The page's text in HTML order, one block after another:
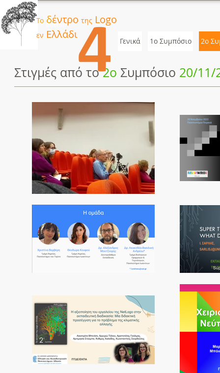
Το δέντρο της Logo
εν Ελλάδι
Button
Γενικά 1ο Συμπόσιο 2o
Στιγμές από το2ο Συμπόσιο 20/11/